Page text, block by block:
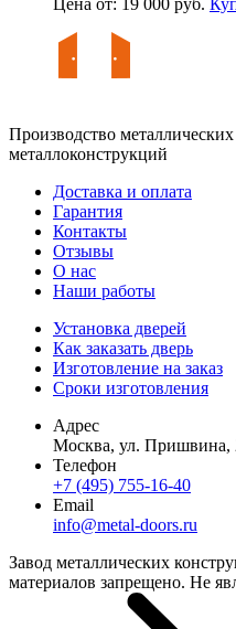
Производство
металлоконструкций
Доставка и оплата
Гарантия
Контакты
Отзывы
О нас
Наши работы
Установка дверей
Как заказать дверь
Изготовление на заказ
Сроки изготовления
Адрес
Москва, ул.
Телефон
+7 (495) 755-16-40
Email
info@metal-doors.ru
Завод металлических
материалов запрещено. Не